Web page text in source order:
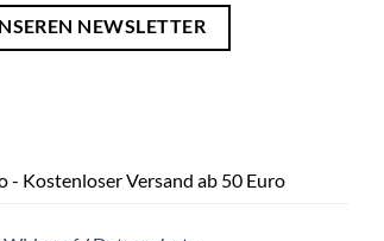
NEWSLETTER
- Kostenloser Versand ab 50 Euro